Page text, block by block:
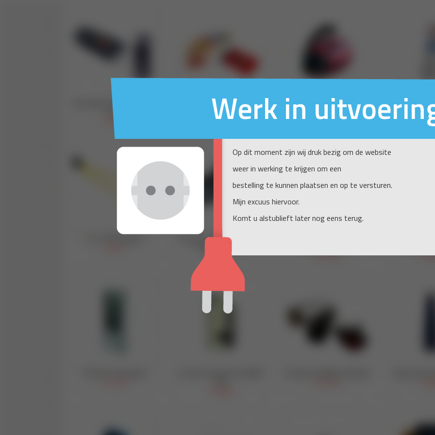
Werk in
Op dit moment zijn wij druk bezig om de website
weer in werking te krijgen om een
bestelling te kunnen plaatsen en op te versturen.
Mijn excuus hiervoor.
Komt u alstublieft later nog eens terug.